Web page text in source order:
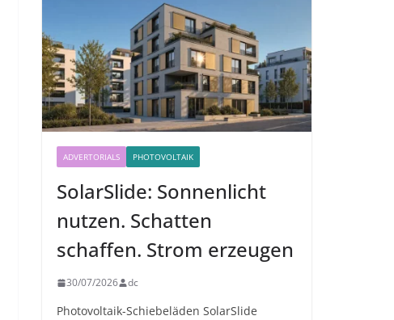
ADVERTORIALS PHOTOVOLTAIK
SolarSlide: Sonnenlicht
nutzen. Schatten
schaffen. Strom erzeugen
30/07/2026 dc
Photovoltaik-Schiebeläden SolarSlide